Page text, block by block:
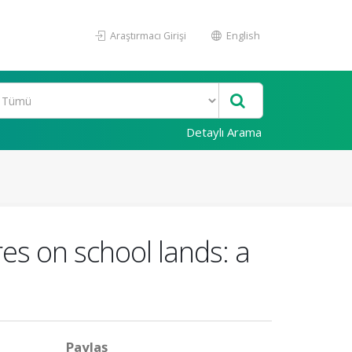
Araştırmacı Girişi English
Detaylı Arama
on school lands: a
Paylaş